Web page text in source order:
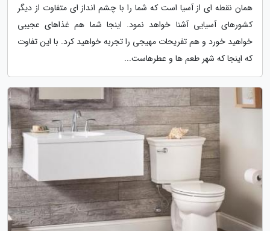
همان نقطه ای از آسیا است که شما را با چشم انداز ای متفاوت از دیگر
کشورهای آسیایی آشنا خواهد نمود. اینجا شما هم غذاهای عجیبی
خواهید خورد و هم تفریحات مهیجی را تجربه خواهید کرد. با این تفاوت
که اینجا که شهر طعم ها و عطرهاست...